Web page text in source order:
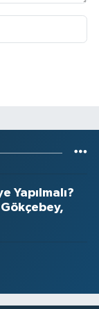
Yapılmalı?